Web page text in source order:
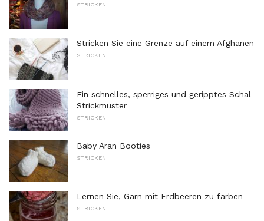
STRICKEN
Stricken Sie eine Grenze auf einem Afghanen
STRICKEN
Ein schnelles, sperriges und geripptes Schal-
Strickmuster
STRICKEN
Baby Aran Booties
STRICKEN
Lernen Sie, Garn mit Erdbeeren zu färben
STRICKEN